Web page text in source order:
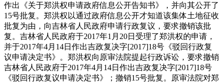
作出《关于郑洪权申请政府信息公开告知书》，并向其公开了
15号批复。郑洪权以通过政府信息公开才知道该集体土地征收
批复为由，向吉林省人民政府申请行政复议，要求撤销该批
复。吉林省人民政府于2017年1月20日受理了郑洪权的申请，
并于2017年4月14日作出吉政复决字[2017]18号《驳回行政复
议申请决定书》。郑洪权向原审法院提起行政诉讼，要求撤销
吉林省人民政府于2017年4月14日作出吉政复决字[2017]18号
《驳回行政复议申请决定书》；撤销15号批复。原审法院对郑